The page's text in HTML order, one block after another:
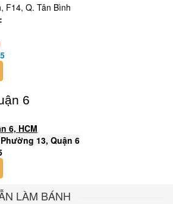
F14, Q. Tân Bình
6
6, HCM
13, Quận 6
LÀM BÁNH